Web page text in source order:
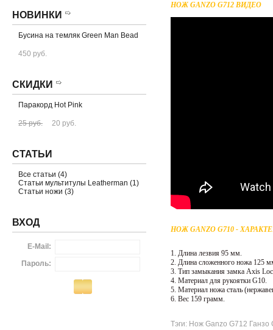
НОВИНКИ
Бусина на темляк Green Man Bead
450 руб.
СКИДКИ
Паракорд Hot Pink
25 руб. 20 руб.
СТАТЬИ
Все статьи (4)
Статьи мультитулы Leatherman (1)
Статьи ножи (3)
ВХОД
E-Mail:
Пароль:
НОЖ GANZO G712 ВИДЕО
НОЖ GANZO G710 -
1. Длина лезвия 95 мм.
2. Длина сложенного ножа 125
3. Тип замыкания замка Axis
4. Материал для рукоятки G10.
5. Материал ножа сталь
6. Вес 159 грамм.
Тэги: Нож Ganzo G712 Ганзо